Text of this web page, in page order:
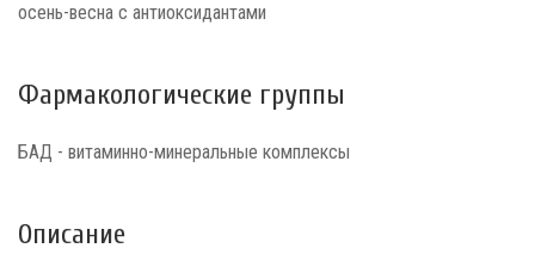
осень-весна с антиоксидантами
Фармакологические группы
БАД - витаминно-минеральные комплексы
Описание